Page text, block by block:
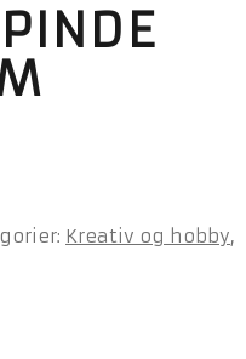
Kreativ og hobby,